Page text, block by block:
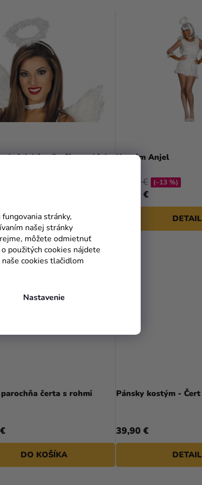
stránky,
našej stránky
môžete odmietnuť
použitých cookies nájdete
cookies tlačidlom
Nastavenie
Anjelská svätožiara - biela
DO KOŠÍKA
Kostým Anjel
33,29 €
38,29 € (–13 %)
DETAIL
čerta s rohmi
DO KOŠÍKA
Pánsky kostým - Čert
39,90 €
DETAIL